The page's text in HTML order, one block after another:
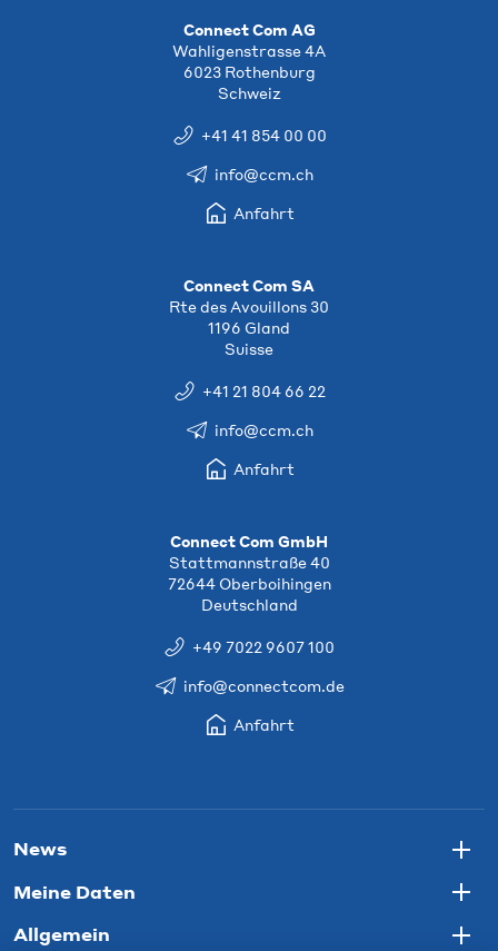
Connect Com AG
Wahligenstrasse 4A
6023 Rothenburg
Schweiz
+41 41 854 00 00
info@ccm.ch
Anfahrt
Connect Com SA
Rte des Avouillons 30
1196 Gland
Suisse
+41 21 804 66 22
info@ccm.ch
Anfahrt
Connect Com GmbH
Stattmannstraße 40
72644 Oberboihingen
Deutschland
+49 7022 9607 100
info@connectcom.de
Anfahrt
News
Meine Daten
Allgemein